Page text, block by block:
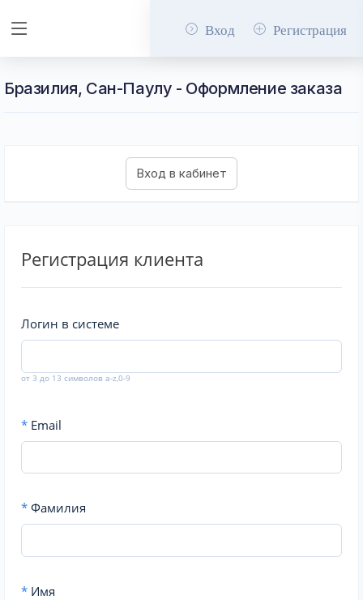
Вход Регистрация
Бразилия, Сан-Паулу - Оформление заказа
Регистрация клиента
Логин в системе
от 3 до 13 символов a-z,0-9
* Email
* Фамилия
* Имя